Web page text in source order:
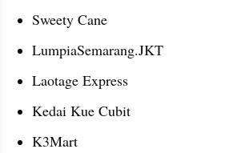
Sweety Cane
LumpiaSemarang.JKT
Laotage Express
Kedai Kue Cubit
K3Mart